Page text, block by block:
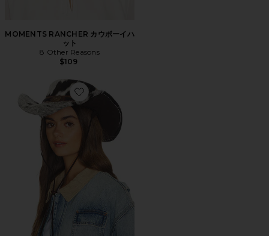
MOMENTS RANCHER カウボーイハ
ット
8 Other Reasons
$109
Favorite FLYNN COW HAIR COWBOY ハット